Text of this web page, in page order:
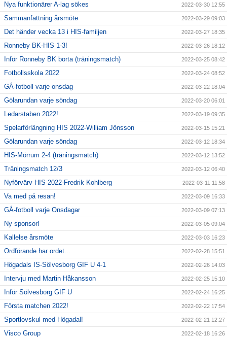
Nya funktionärer A-lag sökes 2022-03-30 12:55
Sammanfattning årsmöte 2022-03-29 09:03
Det händer vecka 13 i HIS-familjen 2022-03-27 18:35
Ronneby BK-HIS 1-3! 2022-03-26 18:12
Inför Ronneby BK borta (träningsmatch) 2022-03-25 08:42
Fotbollsskola 2022 2022-03-24 08:52
GÅ-fotboll varje onsdag 2022-03-22 18:04
Gölarundan varje söndag 2022-03-20 06:01
Ledarstaben 2022! 2022-03-19 09:35
Spelarförlängning HIS 2022-William Jönsson 2022-03-15 15:21
Gölarundan varje söndag 2022-03-12 18:34
HIS-Mörrum 2-4 (träningsmatch) 2022-03-12 13:52
Träningsmatch 12/3 2022-03-12 06:40
Nyförvärv HIS 2022-Fredrik Kohlberg 2022-03-11 11:58
Va med på resan! 2022-03-09 16:33
GÅ-fotboll varje Onsdagar 2022-03-09 07:13
Ny sponsor! 2022-03-05 09:04
Kallelse årsmöte 2022-03-03 16:23
Ordförande har ordet… 2022-02-28 15:51
Högadals IS-Sölvesborg GIF U 4-1 2022-02-26 14:03
Intervju med Martin Håkansson 2022-02-25 15:10
Inför Sölvesborg GIF U 2022-02-24 16:25
Första matchen 2022! 2022-02-22 17:54
Sportlovskul med Högadal! 2022-02-21 12:27
Visco Group 2022-02-18 16:26